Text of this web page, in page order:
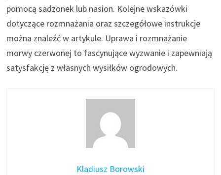
pomocą sadzonek lub nasion. Kolejne wskazówki
dotyczące rozmnażania oraz szczegółowe instrukcje
można znaleźć w artykule. Uprawa i rozmnażanie
morwy czerwonej to fascynujące wyzwanie i zapewniają
satysfakcję z własnych wysiłków ogrodowych.
Kladiusz Borowski